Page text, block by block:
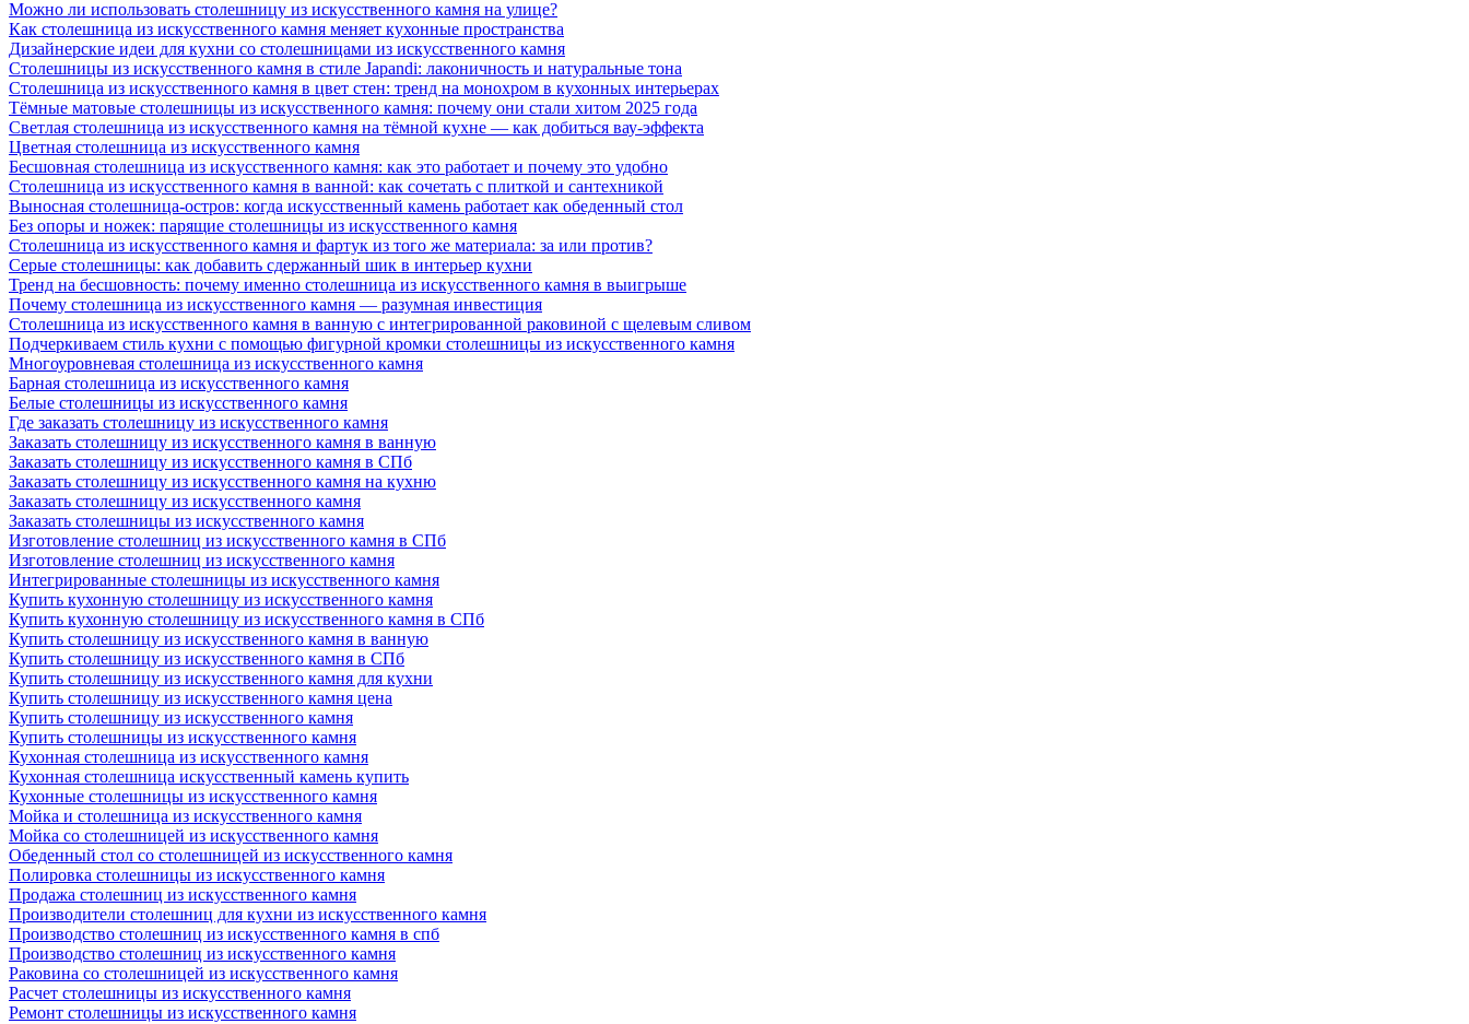
Можно ли использовать столешницу из искусственного камня на улице?
Как столешница из искусственного камня меняет кухонные пространства
Дизайнерские идеи для кухни со столешницами из искусственного камня
Столешницы из искусственного камня в стиле Japandi: лаконичность и натуральные тона
Столешница из искусственного камня в цвет стен: тренд на монохром в кухонных интерьерах
Тёмные матовые столешницы из искусственного камня: почему они стали хитом 2025 года
Светлая столешница из искусственного камня на тёмной кухне — как добиться вау-эффекта
Цветная столешница из искусственного камня
Бесшовная столешница из искусственного камня: как это работает и почему это удобно
Столешница из искусственного камня в ванной: как сочетать с плиткой и сантехникой
Выносная столешница-остров: когда искусственный камень работает как обеденный стол
Без опоры и ножек: парящие столешницы из искусственного камня
Столешница из искусственного камня и фартук из того же материала: за или против?
Серые столешницы: как добавить сдержанный шик в интерьер кухни
Тренд на бесшовность: почему именно столешница из искусственного камня в выигрыше
Почему столешница из искусственного камня — разумная инвестиция
Столешница из искусственного камня в ванную с интегрированной раковиной с щелевым сливом
Подчеркиваем стиль кухни с помощью фигурной кромки столешницы из искусственного камня
Многоуровневая столешница из искусственного камня
Барная столешница из искусственного камня
Белые столешницы из искусственного камня
Где заказать столешницу из искусственного камня
Заказать столешницу из искусственного камня в ванную
Заказать столешницу из искусственного камня в СПб
Заказать столешницу из искусственного камня на кухню
Заказать столешницу из искусственного камня
Заказать столешницы из искусственного камня
Изготовление столешниц из искусственного камня в СПб
Изготовление столешниц из искусственного камня
Интегрированные столешницы из искусственного камня
Купить кухонную столешницу из искусственного камня
Купить кухонную столешницу из искусственного камня в СПб
Купить столешницу из искусственного камня в ванную
Купить столешницу из искусственного камня в СПб
Купить столешницу из искусственного камня для кухни
Купить столешницу из искусственного камня цена
Купить столешницу из искусственного камня
Купить столешницы из искусственного камня
Кухонная столешница из искусственного камня
Кухонная столешница искусственный камень купить
Кухонные столешницы из искусственного камня
Мойка и столешница из искусственного камня
Мойка со столешницей из искусственного камня
Обеденный стол со столешницей из искусственного камня
Полировка столешницы из искусственного камня
Продажа столешниц из искусственного камня
Производители столешниц для кухни из искусственного камня
Производство столешниц из искусственного камня в спб
Производство столешниц из искусственного камня
Раковина со столешницей из искусственного камня
Расчет столешницы из искусственного камня
Ремонт столешницы из искусственного камня